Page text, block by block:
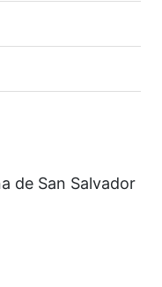
de San Salvador